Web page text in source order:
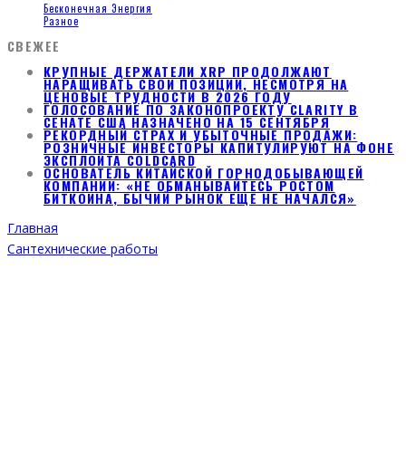
Бесконечная Энергия
Разное
СВЕЖЕЕ
КРУПНЫЕ ДЕРЖАТЕЛИ XRP ПРОДОЛЖАЮТ
НАРАЩИВАТЬ СВОИ ПОЗИЦИИ, НЕСМОТРЯ НА
ЦЕНОВЫЕ ТРУДНОСТИ В 2026 ГОДУ
ГОЛОСОВАНИЕ ПО ЗАКОНОПРОЕКТУ CLARITY В
СЕНАТЕ США НАЗНАЧЕНО НА 15 СЕНТЯБРЯ
РЕКОРДНЫЙ СТРАХ И УБЫТОЧНЫЕ ПРОДАЖИ:
РОЗНИЧНЫЕ ИНВЕСТОРЫ КАПИТУЛИРУЮТ НА ФОНЕ
ЭКСПЛОЙТА COLDCARD
ОСНОВАТЕЛЬ КИТАЙСКОЙ ГОРНОДОБЫВАЮЩЕЙ
КОМПАНИИ: «НЕ ОБМАНЫВАЙТЕСЬ РОСТОМ
БИТКОИНА, БЫЧИЙ РЫНОК ЕЩЕ НЕ НАЧАЛСЯ»
Главная
Сантехнические работы